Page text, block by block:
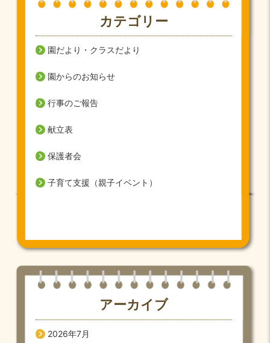
カテゴリー
園だより・クラスだより
園からのお知らせ
行事のご報告
献立表
保護者会
子育て支援（親子イベント）
アーカイブ
2026年7月